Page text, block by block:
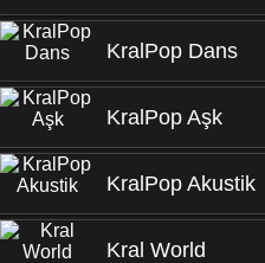
KralPop Dans
KralPop Aşk
KralPop Akustik
Kral World